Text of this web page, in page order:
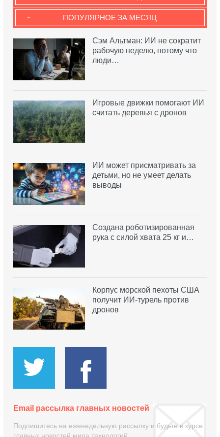
ПОПУЛЯРНОЕ ЗА МЕСЯЦ
-
Сэм Альтман: ИИ не сократит
рабочую неделю, потому что
люди…
Игровые движки помогают ИИ
считать деревья с дронов
ИИ может присматривать за
детьми, но не умеет делать
выводы
Создана роботизированная
рука с силой хвата 25 кг и…
Корпус морской пехоты США
получит ИИ-турель против
дронов
Email рассылка главных новостей
Подпишитесь на еженедельную рассылку и будьте в курсе